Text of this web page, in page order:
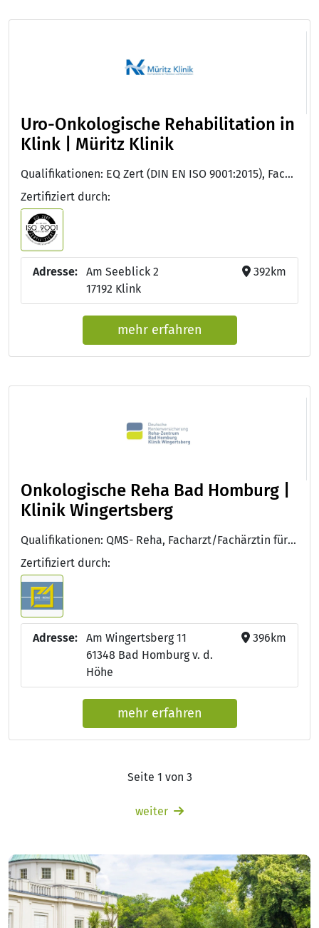
Uro-Onkologische Rehabilitation in
Klink | Müritz Klinik
Qualifikationen: EQ Zert (DIN EN ISO 9001:2015), Facharzt/Fachärztin für Urologie, Approbation als Arzt/Ärztin
Zertifiziert durch:
Adresse:
Am Seeblick 2
17192 Klink
392km
mehr erfahren
Onkologische Reha Bad Homburg |
Klinik Wingertsberg
Qualifikationen: QMS- Reha, Facharzt/Fachärztin für Innere Medizin, Facharzt/Fachärztin für Innere Medizin und Hämatologie und Onkologie, Auszeichnung Sozialmedizinische Exzellenz des DRV Bund, DGE-Qualitätsstandard für die Verpflegung in Kliniken, Zusatz-Weiterbildung: Sozialmedizin, European Certification on Medical Oncology
Zertifiziert durch:
Adresse:
Am Wingertsberg 11
61348 Bad Homburg v. d.
Höhe
396km
mehr erfahren
Seite 1 von 3
weiter